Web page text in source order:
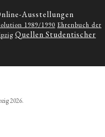
Ausstellungen
1989/1990 Ehrenbuch der
Quellen Studentischer
2026.